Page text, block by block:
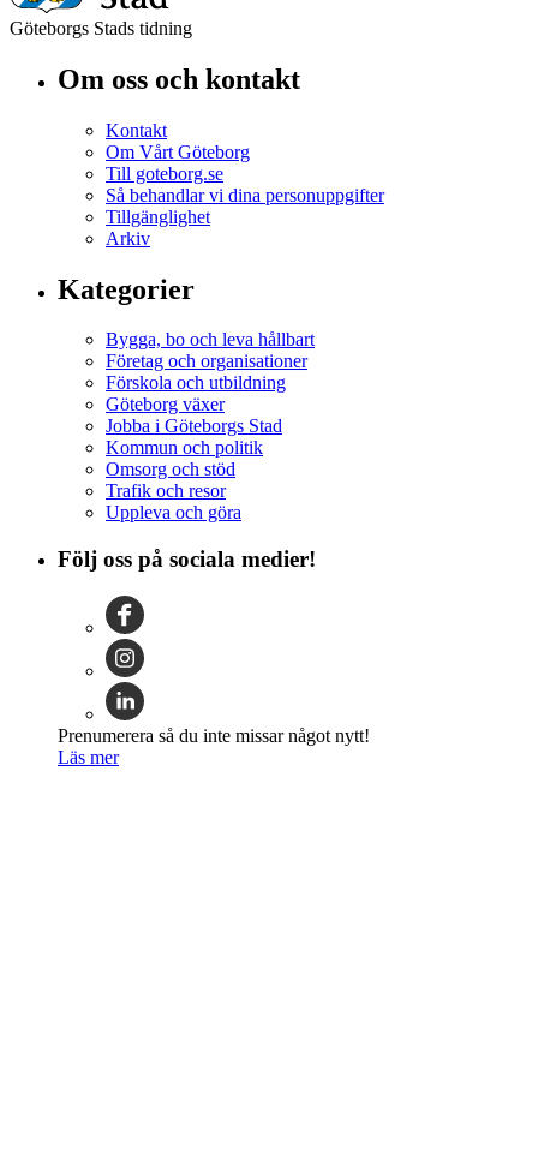
Göteborgs Stads tidning
Om oss och kontakt
Kontakt
Om Vårt Göteborg
Till goteborg.se
Så behandlar vi dina personuppgifter
Tillgänglighet
Arkiv
Kategorier
Bygga, bo och leva hållbart
Företag och organisationer
Förskola och utbildning
Göteborg växer
Jobba i Göteborgs Stad
Kommun och politik
Omsorg och stöd
Trafik och resor
Uppleva och göra
Följ oss på sociala medier!
Prenumerera så du inte missar något nytt!
Läs mer